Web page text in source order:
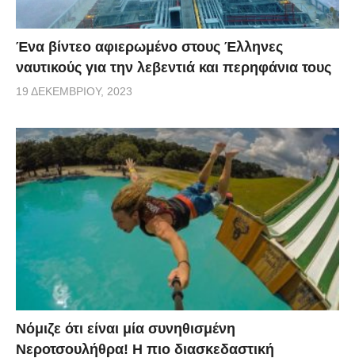
Ένα βίντεο αφιερωμένο στους Έλληνες
ναυτικούς για την λεβεντιά και περηφάνια τους
19 ΔΕΚΕΜΒΡΊΟΥ, 2023
Νόμιζε ότι είναι μία συνηθισμένη
Νεροτσουλήθρα! Η πιο διασκεδαστική